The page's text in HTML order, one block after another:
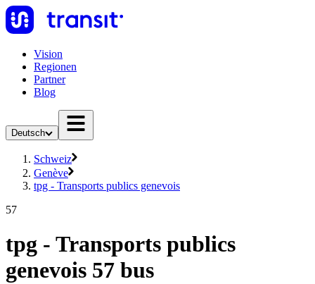
Vision
Regionen
Partner
Blog
Deutsch
Schweiz
Genève
tpg - Transports publics genevois
57
tpg - Transports publics
genevois 57 bus